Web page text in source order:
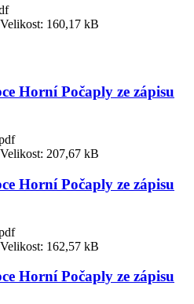
160,17 kB
Horní Počaply ze zápisu
207,67 kB
Horní Počaply ze zápisu
162,57 kB
Horní Počaply ze zápisu